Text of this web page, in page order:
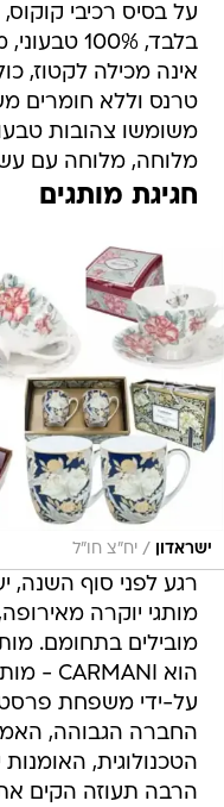
על בסיס רכיבי
בלבד, 100%
אינה מכילה לקטוז,
טרנס וללא חומרים
משומשו צהובות
מלוחה, מלוחה עם
חגיגת מותגים
ישראדון / יח"צ חו"ל
רגע לפני סוף השנה,
מותגי יוקרה
מובילים בתחומם.
על-ידי משפחת
החברה הגבוהה,
הטכנולוגית, האומנות